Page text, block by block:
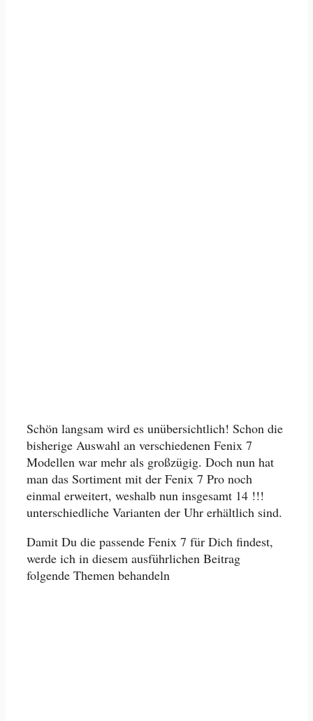
Schön langsam wird es unübersichtlich! Schon die
bisherige Auswahl an verschiedenen Fenix 7
Modellen war mehr als großzügig. Doch nun hat
man das Sortiment mit der Fenix 7 Pro noch
einmal erweitert, weshalb nun insgesamt 14 !!!
unterschiedliche Varianten der Uhr erhältlich sind.
Damit Du die passende Fenix 7 für Dich findest,
werde ich in diesem ausführlichen Beitrag
folgende Themen behandeln